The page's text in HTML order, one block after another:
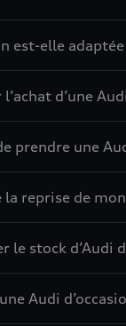
est-elle
d’une
prendre une
la reprise de
stock d’Audi
Audi